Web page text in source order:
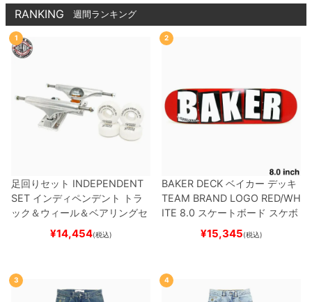
RANKING 週間ランキング
1
足回りセット INDEPENDENT
SET インディペンデント
トラ
ック＆ウィール＆ベアリングセ
（トリック用）
ード スケボー
¥14,454(税込)
2
BAKER DECK ベイカー デッキ
TEAM BRAND LOGO RED/WH
ITE 8.0 スケートボード スケボ
¥15,345(税込)
3 4